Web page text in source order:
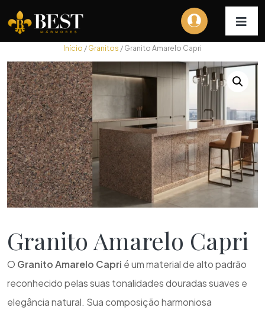
Início / Granitos / Granito Amarelo Capri
Granito Amarelo Capri
O Granito Amarelo Capri é um material de alto padrão
reconhecido pelas suas tonalidades douradas suaves e
elegância natural. Sua composição harmoniosa